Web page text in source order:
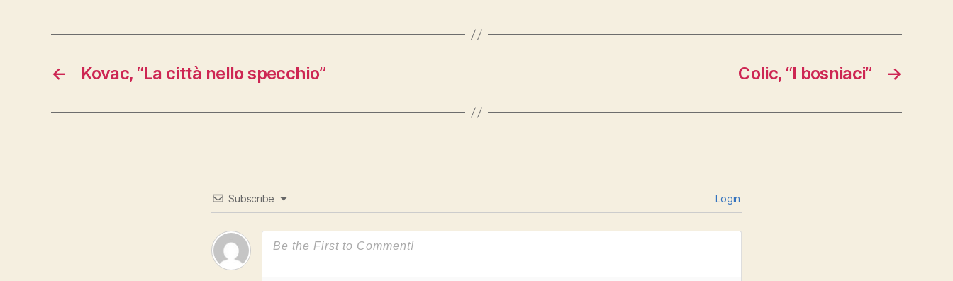
← Kovac, “La città nello specchio” →
Colic, “I bosniaci”
Subscribe Login